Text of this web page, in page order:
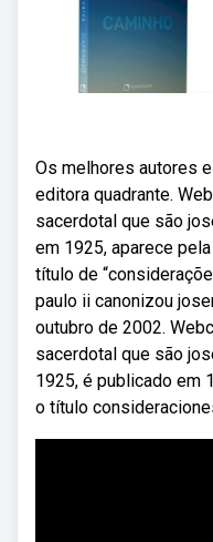
Os melhores autores
editora quadrante.
sacerdotal que são
em 1925, aparece
título de
paulo ii canonizou
outubro de 2002.
sacerdotal que são
1925, é publicado em
o título